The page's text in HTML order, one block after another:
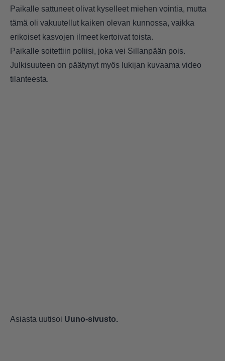
Paikalle sattuneet olivat kyselleet miehen vointia, mutta
tämä oli vakuutellut kaiken olevan kunnossa, vaikka
erikoiset kasvojen ilmeet kertoivat toista.
Paikalle soitettiin poliisi, joka vei Sillanpään pois.
Julkisuuteen on päätynyt myös lukijan kuvaama video
tilanteesta.
Asiasta uutisoi Uuno-sivusto.